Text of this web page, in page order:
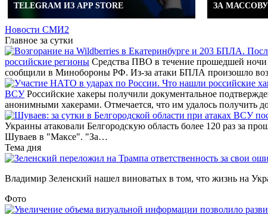
TELEGRAM ИЗ APP STORE
ЗА
Новости СМИ2
Главное за сутки
российские регионы Средства ПВО в течение прошедшей ночи
сообщили в Минобороны РФ. Из-за атаки БПЛА произошло
ВСУРоссийские хакеры получили документальное
анонимными хакерами. Отмечается, что им удалось получить
Украины атаковали Белгородскую область более 120 раз за
Шуваев в "Максе". "За…
Тема дня
Владимир Зеленский нашел виноватых в том, что жизнь на
Фото